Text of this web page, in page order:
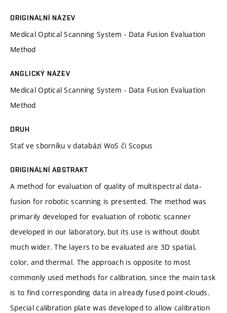
ORIGINÁLNÍ NÁZEV
Medical Optical Scanning System - Data Fusion Evaluation
Method
ANGLICKÝ NÁZEV
Medical Optical Scanning System - Data Fusion Evaluation
Method
DRUH
Stať ve sborníku v databázi WoS či Scopus
ORIGINÁLNÍ ABSTRAKT
A method for evaluation of quality of multispectral data-
fusion for robotic scanning is presented. The method was
primarily developed for evaluation of robotic scanner
developed in our laboratory, but its use is without doubt
much wider. The layers to be evaluated are 3D spatial,
color, and thermal. The approach is opposite to most
commonly used methods for calibration, since the main task
is to find corresponding data in already fused point-clouds.
Special calibration plate was developed to allow calibration